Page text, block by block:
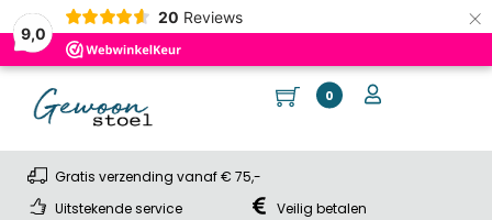
9,0
20 Reviews ×
Skip
content
Cart
0 User
Gratis verzending vanaf € 75,-
Uitstekende service
Veilig betalen